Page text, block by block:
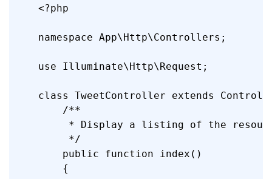
<?php
namespace App\Http\Controllers;
use Illuminate\Http\Request;
class TweetController extends
    /**
* Display a listing of the
     */
    public function index()
    {